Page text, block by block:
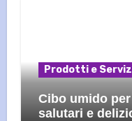
Prodotti e
Cibo umido
salutari e